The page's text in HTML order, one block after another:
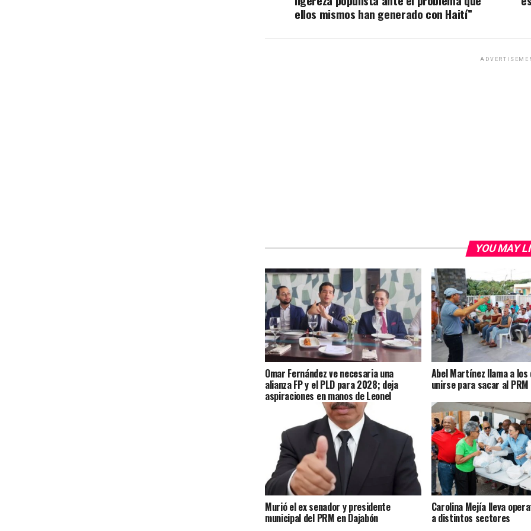
ellos mismos han generado con Haití”
YOU MAY
Omar Fernández ve necesaria una
alianza FP y el PLD para 2028; deja
aspiraciones en manos de Leonel
Abel Martínez llama a los
unirse para sacar al PRM
Murió el ex senador y presidente
municipal del PRM en Dajabón
Carolina Mejía lleva
a distintos sectores